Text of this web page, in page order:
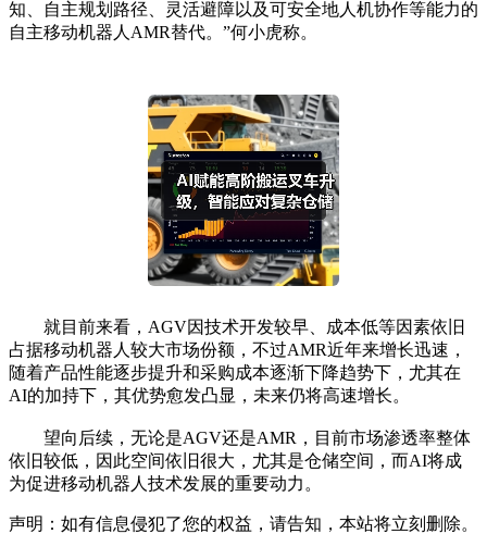
知、自主规划路径、灵活避障以及可安全地人机协作等能力的
自主移动机器人AMR替代。”何小虎称。
就目前来看，AGV因技术开发较早、成本低等因素依旧
占据移动机器人较大市场份额，不过AMR近年来增长迅速，
随着产品性能逐步提升和采购成本逐渐下降趋势下，尤其在
AI的加持下，其优势愈发凸显，未来仍将高速增长。
望向后续，无论是AGV还是AMR，目前市场渗透率整体
依旧较低，因此空间依旧很大，尤其是仓储空间，而AI将成
为促进移动机器人技术发展的重要动力。
声明：如有信息侵犯了您的权益，请告知，本站将立刻删除。